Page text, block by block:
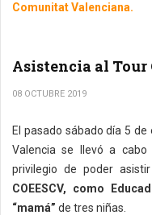
Comunitat Valenciana.
Asistencia al
08 OCTUBRE 2019
El pasado sábado día 5
Valencia se llevó a cabo
privilegio de poder
COEESCV, como
“mamá” de tres niñas.